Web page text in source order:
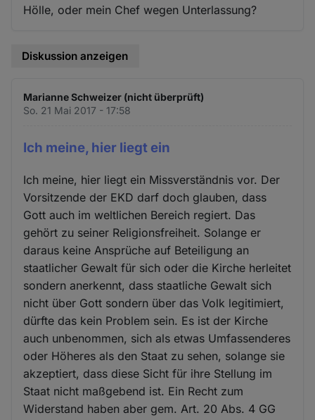
Hölle, oder mein Chef wegen Unterlassung?
Diskussion anzeigen
Marianne Schweizer (nicht überprüft)
So. 21 Mai 2017 - 17:58
Ich meine, hier liegt ein
Ich meine, hier liegt ein Missverständnis vor. Der
Vorsitzende der EKD darf doch glauben, dass
Gott auch im weltlichen Bereich regiert. Das
gehört zu seiner Religionsfreiheit. Solange er
daraus keine Ansprüche auf Beteiligung an
staatlicher Gewalt für sich oder die Kirche herleitet
sondern anerkennt, dass staatliche Gewalt sich
nicht über Gott sondern über das Volk legitimiert,
dürfte das kein Problem sein. Es ist der Kirche
auch unbenommen, sich als etwas Umfassenderes
oder Höheres als den Staat zu sehen, solange sie
akzeptiert, dass diese Sicht für ihre Stellung im
Staat nicht maßgebend ist. Ein Recht zum
Widerstand haben aber gem. Art. 20 Abs. 4 GG